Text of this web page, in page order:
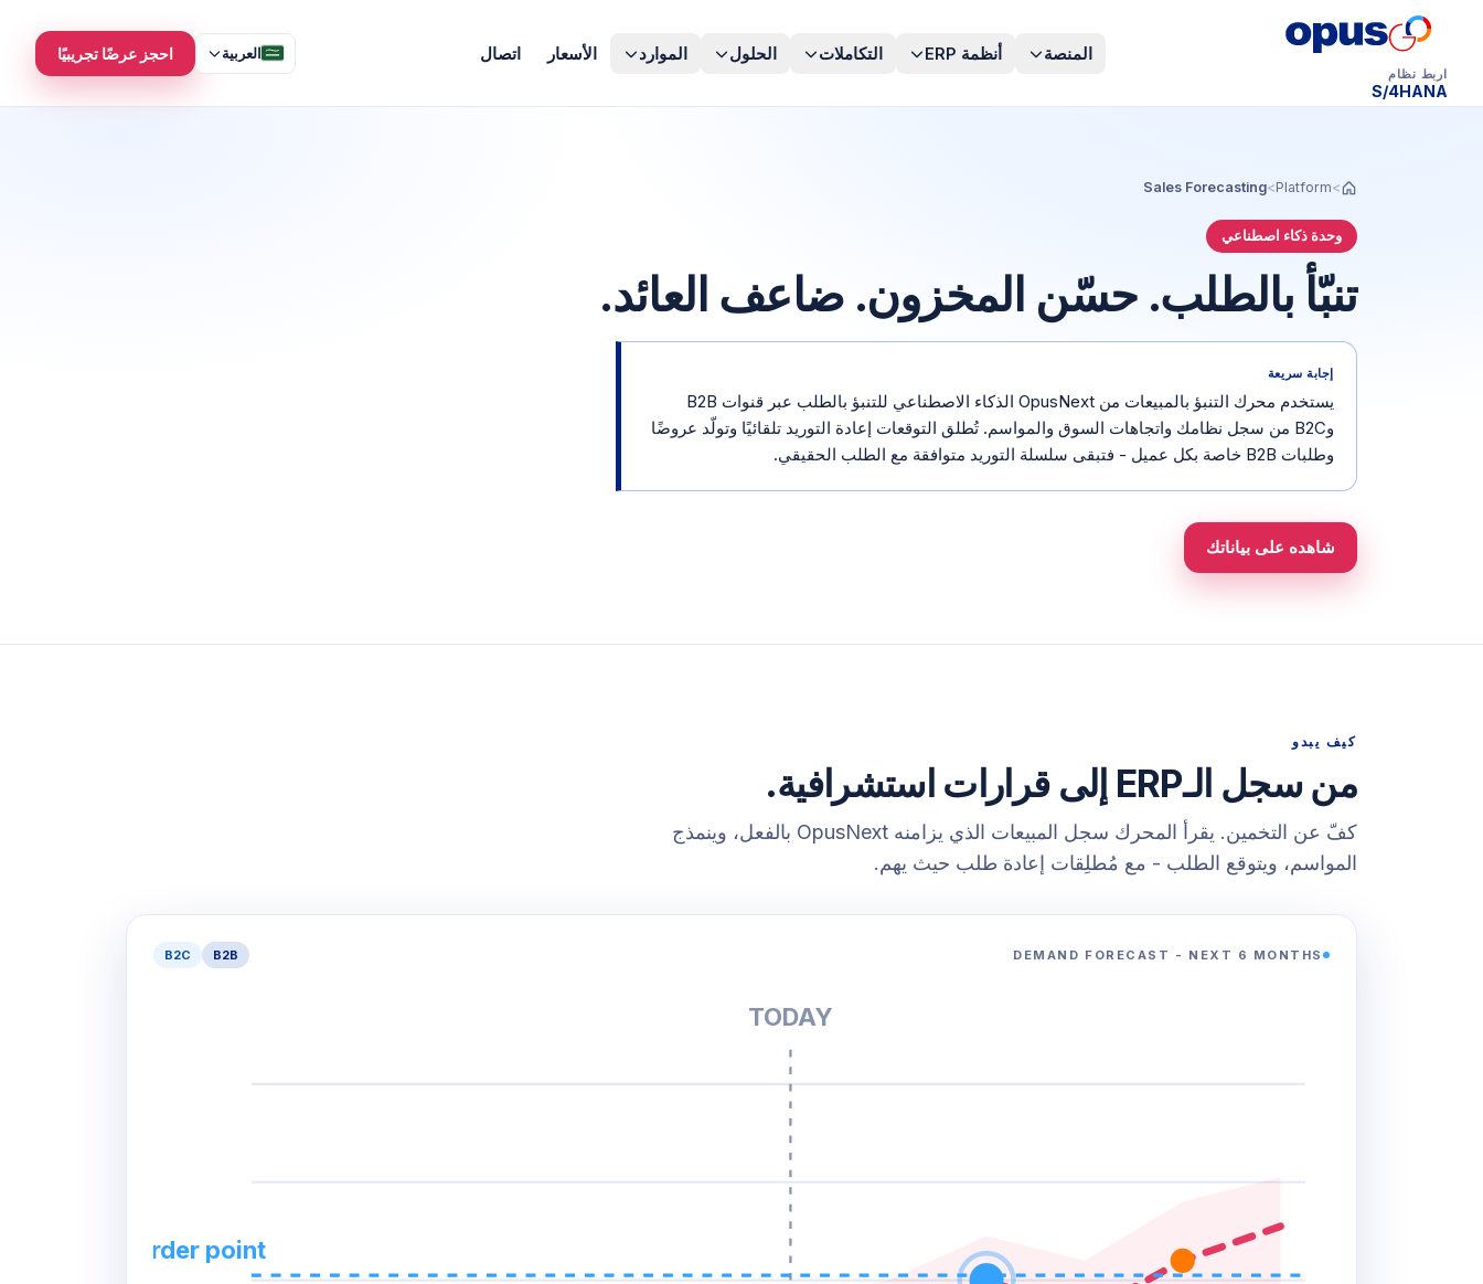
اربط نظام
Dynamics 365 BC
المنصة أنظمة ERP التكاملات الحلول الموارد الأسعار اتصال العربية احجز عرضًا تجريبيًا
>
Platform
>
Sales Forecasting
وحدة ذكاء اصطناعي
تنبّأ بالطلب. حسّن المخزون. ضاعف العائد.
إجابة سريعة
يستخدم محرك التنبؤ بالمبيعات من OpusNext الذكاء الاصطناعي للتنبؤ بالطلب عبر قنوات B2B
وB2C من سجل نظامك واتجاهات السوق والمواسم. تُطلق التوقعات إعادة التوريد تلقائيًا وتولّد عروضًا
وطلبات B2B خاصة بكل عميل - فتبقى سلسلة التوريد متوافقة مع الطلب الحقيقي.
شاهده على بياناتك
كيف يبدو
من سجل الـERP إلى قرارات استشرافية.
كفّ عن التخمين. يقرأ المحرك سجل المبيعات الذي يزامنه OpusNext بالفعل، وينمذج
المواسم، ويتوقع الطلب - مع مُطلِقات إعادة طلب حيث يهم.
DEMAND FORECAST - NEXT 6 MONTHS
B2B
B2C
TODAY
Reorder point